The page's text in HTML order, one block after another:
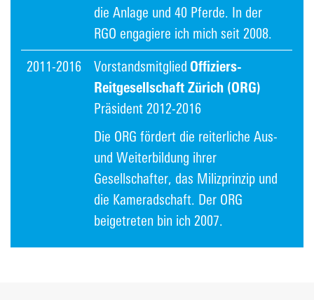
die Anlage und 40 Pferde. In der
RGO engagiere ich mich seit 2008.
2011-2016 Vorstandsmitglied Offiziers-
Reitgesellschaft Zürich (ORG)
Präsident 2012-2016
Die ORG fördert die reiterliche Aus-
und Weiterbildung ihrer
Gesellschafter, das Milizprinzip und
die Kameradschaft. Der ORG
beigetreten bin ich 2007.